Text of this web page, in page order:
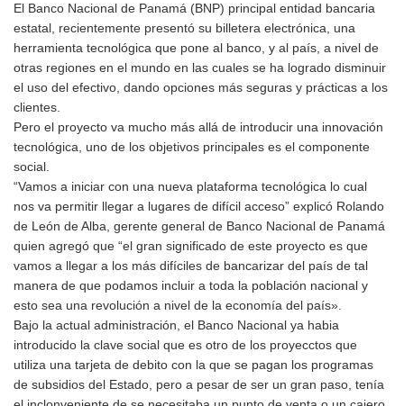
El Banco Nacional de Panamá (BNP) principal entidad bancaria
estatal, recientemente presentó su billetera electrónica, una
herramienta tecnológica que pone al banco, y al país, a nivel de
otras regiones en el mundo en las cuales se ha logrado disminuir
el uso del efectivo, dando opciones más seguras y prácticas a los
clientes.
Pero el proyecto va mucho más allá de introducir una innovación
tecnológica, uno de los objetivos principales es el componente
social.
“Vamos a iniciar con una nueva plataforma tecnológica lo cual
nos va permitir llegar a lugares de difícil acceso” explicó Rolando
de León de Alba, gerente general de Banco Nacional de Panamá
quien agregó que “el gran significado de este proyecto es que
vamos a llegar a los más difíciles de bancarizar del país de tal
manera de que podamos incluir a toda la población nacional y
esto sea una revolución a nivel de la economía del país».
Bajo la actual administración, el Banco Nacional ya habia
introducido la clave social que es otro de los proyecctos que
utiliza una tarjeta de debito con la que se pagan los programas
de subsidios del Estado, pero a pesar de ser un gran paso, tenía